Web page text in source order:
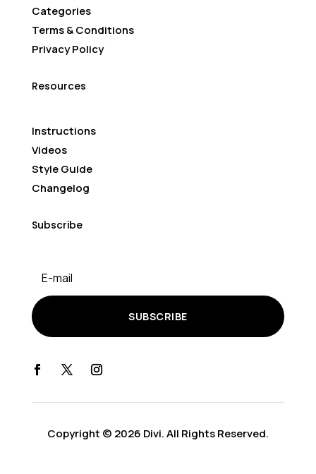
Categories
Terms & Conditions
Privacy Policy
Resources
Instructions
Videos
Style Guide
Changelog
Subscribe
SUBSCRIBE
Copyright © 2026 Divi. All Rights Reserved.